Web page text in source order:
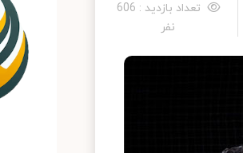
تعداد بازدید : 606
نفر